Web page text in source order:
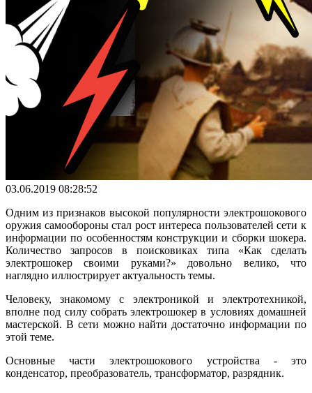
03.06.2019 08:28:52
Одним из признаков высокой популярности электрошокового
оружия самообороны стал рост интереса пользователей сети к
информации по особенностям конструкции и сборки шокера.
Количество запросов в поисковиках типа «Как сделать
электрошокер своими руками?» довольно велико, что
наглядно иллюстрирует актуальность темы.
Человеку, знакомому с электроникой и электротехникой,
вполне под силу собрать электрошокер в условиях домашней
мастерской. В сети можно найти достаточно информации по
этой теме.
Основные части электрошокового устройства - это
конденсатор, преобразователь, трансформатор, разрядник.